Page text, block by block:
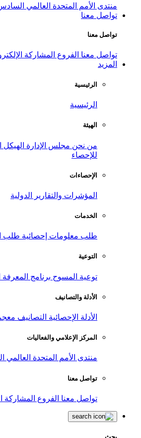
منتدى الأمم المتحدة العالمي السادس
تواصل معنا
تواصل معنا
تواصل معنا الفروع المشاركة
المزيد
الرئيسية
الرئيسية
الهيئة
من نحن مجلس الإدارة
للإحصاء
الإحصاءات
المؤشرات والتقارير الدولية
الخدمات
طلب معلومات إحصائية طلب
التوعية
توعية المسوح برنامج المعرفة
الأدلة والتصانيف
الأدلة الإحصائية التصانيف
المركز الإعلامي والفعاليات
منتدى الأمم المتحدة العالمي
تواصل معنا
تواصل معنا الفروع المشاركة